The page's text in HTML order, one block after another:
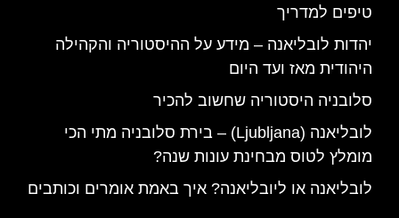
טיפים למדריך
יהדות לובליאנה – מידע על ההיסטוריה והקהילה
היהודית מאז ועד היום
סלובניה היסטוריה שחשוב להכיר
לובליאנה (Ljubljana) – בירת סלובניה מתי הכי
מומלץ לטוס מבחינת עונות שנה?
לובליאנה או ליובליאנה? איך באמת אומרים וכותבים